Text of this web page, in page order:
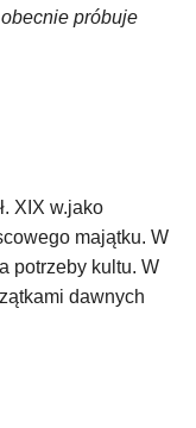
obecnie próbuje
XIX w.jako
majątku. W
potrzeby kultu. W
dawnych